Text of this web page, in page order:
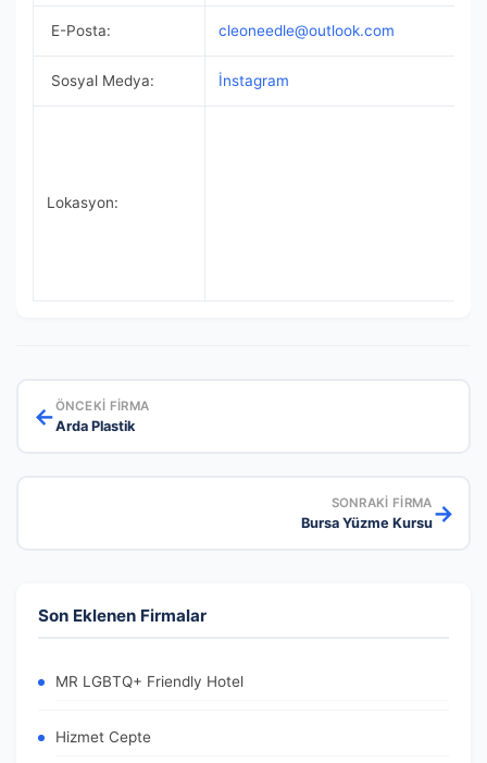
E-Posta: cleoneedle@outlook.com
Sosyal Medya: İnstagram
Lokasyon:
←ÖNCEKI FIRMA
Arda Plastik
SONRAKI FIRMA
Bursa Yüzme Kursu→
Son Eklenen Firmalar
MR LGBTQ+ Friendly Hotel
Hizmet Cepte